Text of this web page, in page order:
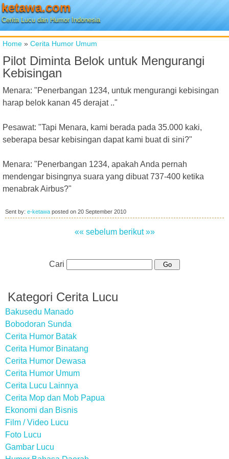
ketawa.com
Cerita Lucu dan Humor Indonesia
Home » Cerita Humor Umum
Pilot Diminta Belok untuk Mengurangi
Kebisingan
Menara: "Penerbangan 1234, untuk mengurangi kebisingan
harap belok kanan 45 derajat .."
Pesawat: "Tapi Menara, kami berada pada 35.000 kaki,
seberapa besar kebisingan dapat kami buat di sini?"
Menara: "Penerbangan 1234, apakah Anda pernah
mendengar bisingnya suara yang dibuat 737-400 ketika
menabrak Airbus?"
Sent by: e-ketawa posted on 20 September 2010
«« sebelum berikut »»
Cari
Kategori Cerita Lucu
Bakusedu Manado
Bobodoran Sunda
Cerita Humor Batak
Cerita Humor Binatang
Cerita Humor Dewasa
Cerita Humor Umum
Cerita Lucu Lainnya
Cerita Mop dan Mob Papua
Ekonomi dan Bisnis
Film / Video Lucu
Foto Lucu
Gambar Lucu